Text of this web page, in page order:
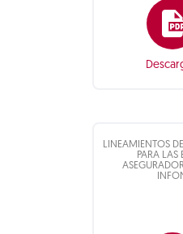
LINEAMIENTOS
PARA LAS